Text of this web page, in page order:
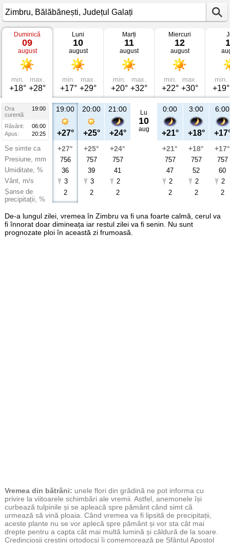
Vremea
Zimbru
Bălăbănești,
Județul
Galați
Duminică
09
august
min.
+18°
max.
+28°
Luni
10
august
min.
+17°
max.
+29°
Marți
11
august
min.
+20°
max.
+32°
Miercuri
12
august
min.
+22°
max.
+30°
min.
+19°
Ora
19:00
curentă
Răsărit:
06:00
Apus:
20:25
Se simte ca
Presiune, mm
Umiditate, %
Vânt, m/s
Șanse de
precipitații, %
19:00
+27°
+27°
756
36
3
2
20:00
+25°
+25°
757
39
3
2
21:00
+24°
+24°
757
41
2
2
Lu
10
aug
0:00
+21°
+21°
757
47
2
2
3:00
+18°
+18°
757
52
2
2
6:00
+17°
757
60
2
2
De-a lungul zilei, vremea în Zimbru va fi una foarte calmă, cerul va
fi înnorat doar dimineața iar restul zilei va fi senin. Nu sunt
prognozate ploi în această zi frumoasă.
Vremea din bătrâni: unele flori din grădină ne pot informa cu
privire la viitoarele schimbări ale vremii. Astfel, anemonele își
curbează tulpinile și se apleacă spre pământ când simt că
urmează să vină ploaia. Când vremea va fi lipsită de precipitații,
aceste plante nu se vor aplecă spre pământ și vor sta cât mai
drepte pentru a capta cât mai multă lumină și căldură de la soare.
Credincioșii creștini ortodocși îi comemorează pe Sfântul Apostol